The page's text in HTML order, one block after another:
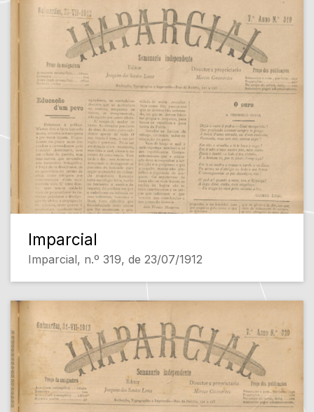
Imparcial
Imparcial, n.º 319, de 23/07/1912